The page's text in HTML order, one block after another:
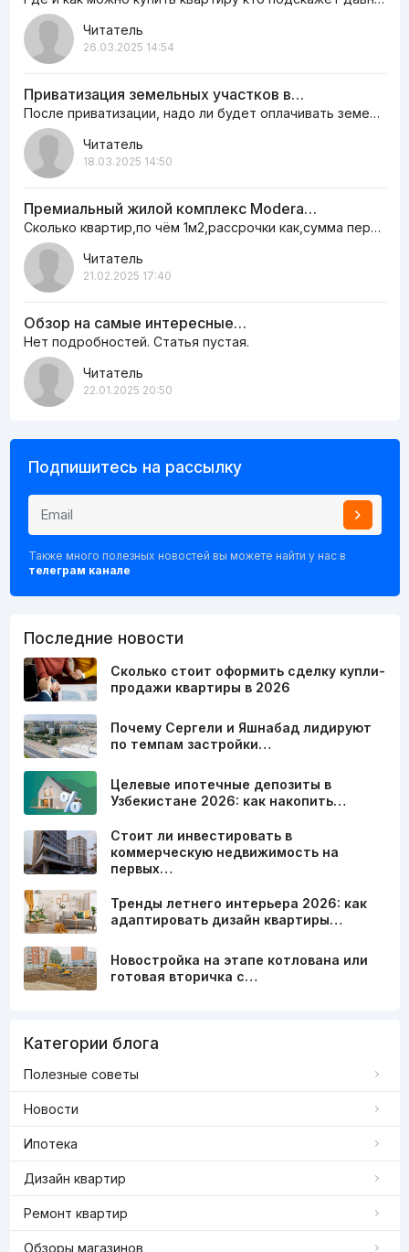
Читатель
26.03.2025 14:54
Приватизация земельных участков в…
После приватизации, надо ли будет оплачивать земельный налог ежегодно или нет
Читатель
18.03.2025 14:50
Премиальный жилой комплекс Modera…
Сколько квартир,по чём 1м2,рассрочки как,сумма первоначальная сколько,информацию пишите на сайте,а то как…
Читатель
21.02.2025 17:40
Обзор на самые интересные…
Нет подробностей. Статья пустая.
Читатель
22.01.2025 20:50
Подпишитесь на рассылку
Также много полезных новостей вы можете найти у нас в
телеграм канале
Последние новости
Сколько стоит оформить сделку купли-
продажи квартиры в 2026
Почему Сергели и Яшнабад лидируют
по темпам застройки…
Целевые ипотечные депозиты в
Узбекистане 2026: как накопить…
Стоит ли инвестировать в
коммерческую недвижимость на
первых…
Тренды летнего интерьера 2026: как
адаптировать дизайн квартиры…
Новостройка на этапе котлована или
готовая вторичка с…
Категории блога
Полезные советы
Новости
Ипотека
Дизайн квартир
Ремонт квартир
Обзоры магазинов